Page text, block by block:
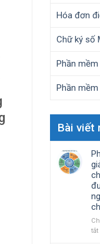
Hóa đơn
Chữ ký số
Phần
Phần mềm
Bài viết
tắtở